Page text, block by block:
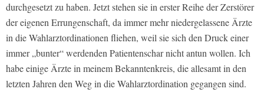
durchgesetzt zu haben. Jetzt stehen sie in erster Reihe der Zerstörer
der eigenen Errungenschaft, da immer mehr niedergelassene Ärzte
in die Wahlarztordinationen fliehen, weil sie sich den Druck einer
immer „bunter“ werdenden Patientenschar nicht antun wollen. Ich
habe einige Ärzte in meinem Bekanntenkreis, die allesamt in den
letzten Jahren den Weg in die Wahlarztordination gegangen sind.